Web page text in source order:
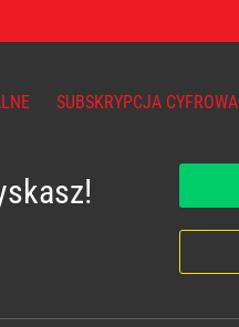
SUBSKRYPCJA CYFROWA